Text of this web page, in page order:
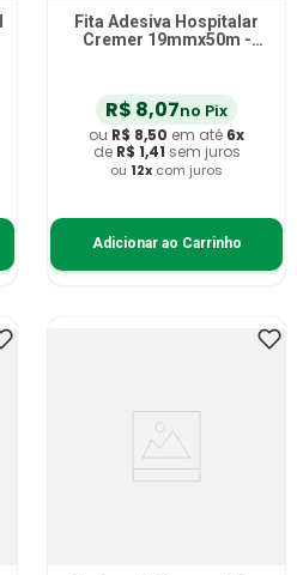
Fita Adesiva Hospitalar
Cremer 19mmx50m -
R$ 8,07no Pix
ou R$ 8,50 em até 6x
de R$ 1,41 sem juros
ou 12x com juros
Adicionar ao Carrinho